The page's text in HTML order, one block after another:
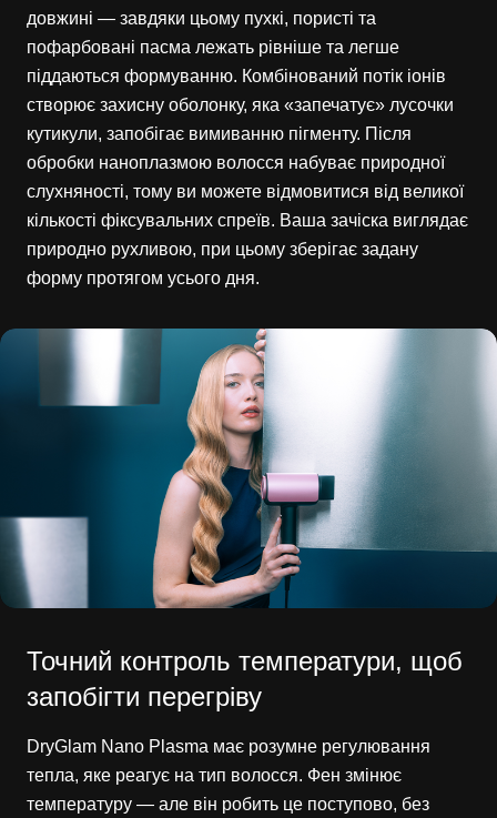
довжині — завдяки цьому пухкі, пористі та
пофарбовані пасма лежать рівніше та легше
піддаються формуванню. Комбінований потік іонів
створює захисну оболонку, яка «запечатує» лусочки
кутикули, запобігає вимиванню пігменту. Після
обробки наноплазмою волосся набуває природної
слухняності, тому ви можете відмовитися від великої
кількості фіксувальних спреїв. Ваша зачіска виглядає
природно рухливою, при цьому зберігає задану
форму протягом усього дня.
Точний контроль температури, щоб
запобігти перегріву
DryGlam Nano Plasma має розумне регулювання
тепла, яке реагує на тип волосся. Фен змінює
температуру — але він робить це поступово, без